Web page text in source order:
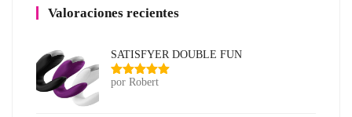
Valoraciones recientes
SATISFYER DOUBLE FUN
Valorado
por Robert